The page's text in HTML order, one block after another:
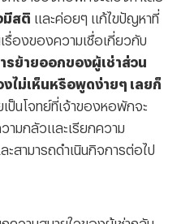
มีสติ และค่อยๆ แก้ไขปัญหาที่
เรื่องของความเชื่อเกี่ยวกับ
ารย้ายออกของผู้เช่าส่วน
ไม่เห็นหรือพูดง่ายๆ เลยก็
ป็นโจทย์ที่เจ้าของหอพักจะ
ามกลัวและเรียกความ
ะสามารถดำเนินกิจการต่อไป
ความสบายใจของผู้เช่ากลับ